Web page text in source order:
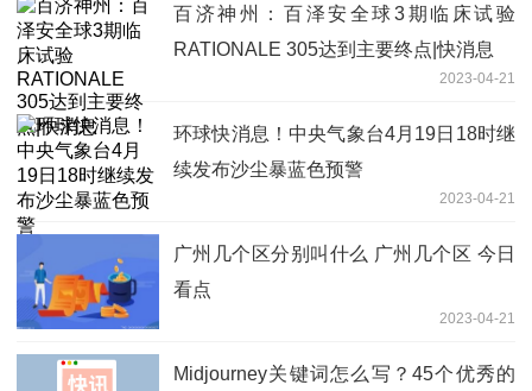
百济神州：百泽安全球3期临床试验
RATIONALE 305达到主要终点|快消息
2023-04-21
环球快消息！中央气象台4月19日18时继
续发布沙尘暴蓝色预警
2023-04-21
广州几个区分别叫什么 广州几个区 今日
看点
2023-04-21
Midjourney关键词怎么写？45个优秀的